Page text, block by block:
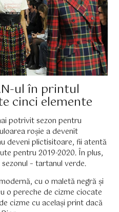
ul în printul
cinci elemente
potrivit sezon pentru
roșie a devenit
deveni plictisitoare, fii atentă
pentru 2019-2020. În plus,
– tartanul verde.
cu o maletă negră și
o pereche de cizme ciocate
cizme cu același print dacă